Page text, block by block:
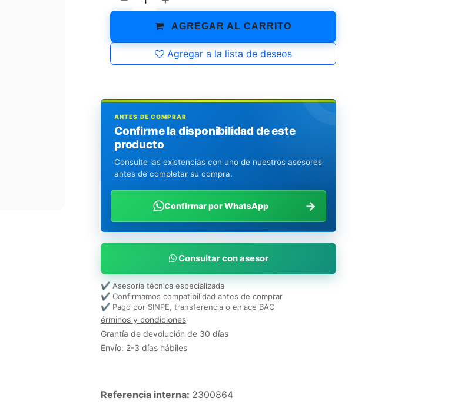
AGREGAR AL CARRITO
Agregar a la lista de deseos
ANTES DE COMPRAR
Confirme la disponibilidad de este
producto
Consulte las existencias con uno de nuestros asesores
antes de completar su compra.
Confirmar por WhatsApp →
Consultar con asesor
✔ Asesoría técnica especializada
✔ Confirmamos compatibilidad antes de comprar
✔ Pago por SINPE, transferencia o enlace BAC
érminos y condiciones
Grantía de devolución de 30 días
Envío: 2-3 días hábiles
Referencia interna: 2300864